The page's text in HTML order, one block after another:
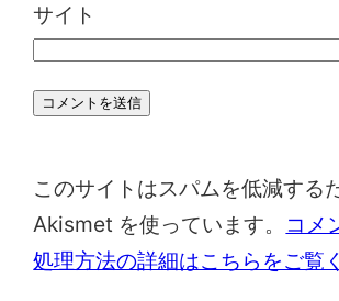
サイト
このサイトはスパムを低減する
Akismet を使っています。
コメ
処理方法の詳細はこちらをご覧